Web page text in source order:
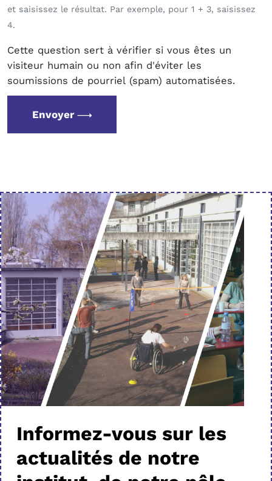
et saisissez le résultat. Par exemple, pour 1 + 3, saisissez
4.
Cette question sert à vérifier si vous êtes un
visiteur humain ou non afin d'éviter les
soumissions de pourriel (spam) automatisées.
Envoyer
Informez-vous sur les
actualités de notre